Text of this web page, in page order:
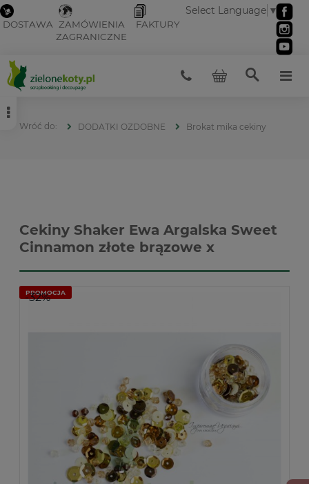
DOSTAWA ZAMÓWIENIA
ZAGRANICZNE
FAKTURY
Select Language ▼
DODATKI OZDOBNE Brokat mika cekiny
Cekiny Shaker Ewa Argalska Sweet
Cinnamon złote brązowe x
PROMOCJA
-32%